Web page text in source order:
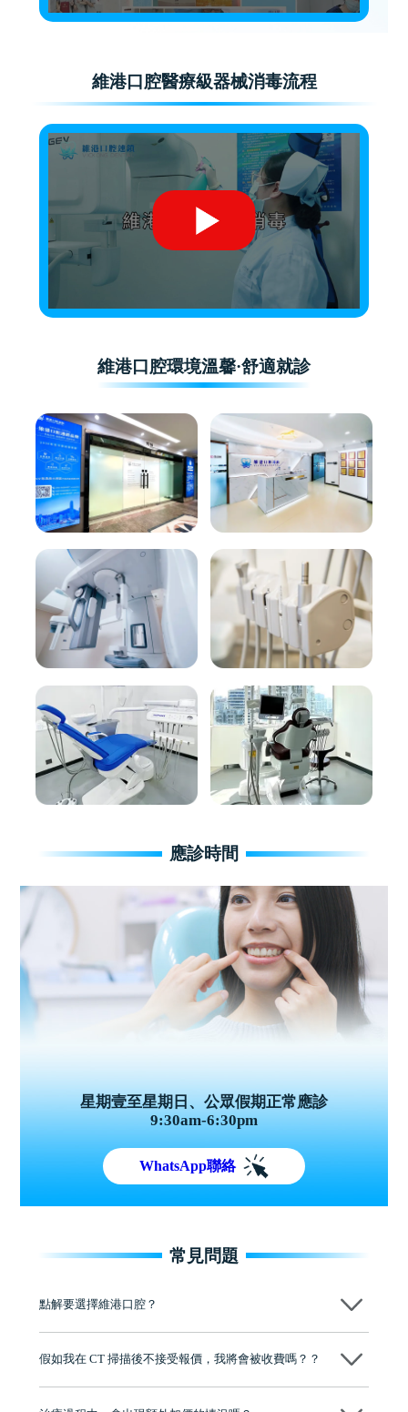
維港口腔醫療級器械消毒流程
維港口腔環境溫馨·舒適就診
應診時間
星期壹至星期日、公眾假期正常應診
9:30am-6:30pm
WhatsApp聯絡
常見問題
點解要選擇維港口腔？
牌」、「2025香港企業領袖品牌」，是諾貝爾種植系統全球放心植牙中
至今已服務超過三十個國家和地區的顧客，受到粵港澳大灣區及周邊城
市市民極高的口碑評價及信任推薦 珠海、深圳設有八大分院，香港亦設
假如我在 CT 掃描後不接受報價，我將會被收費嗎？？
不會！只要未開始實際服務之前，你不會被收取任何費用。